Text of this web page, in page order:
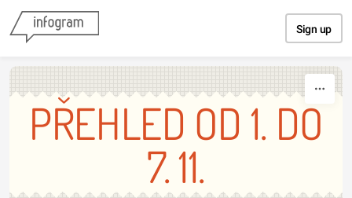
Sign up
PŘEHLED OD 1. DO
7. 11.